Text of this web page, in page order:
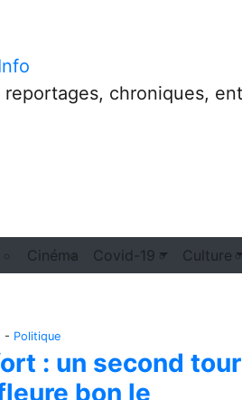
reportages, chroniques,
Cinéma Covid-19 Culture
- Politique
: un second tour
bon le